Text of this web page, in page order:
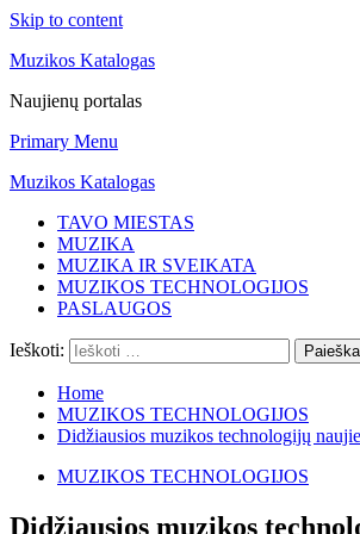
Skip to content
Muzikos Katalogas
Naujienų portalas
Primary Menu
Muzikos Katalogas
TAVO MIESTAS
MUZIKA
MUZIKA IR SVEIKATA
MUZIKOS TECHNOLOGIJOS
PASLAUGOS
Ieškoti:
Home
MUZIKOS TECHNOLOGIJOS
Didžiausios muzikos technologijų
MUZIKOS TECHNOLOGIJOS
Didžiausios muzikos